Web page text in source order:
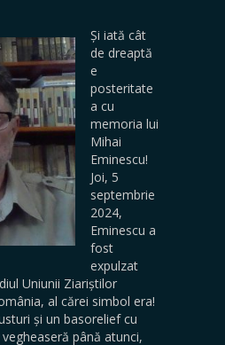
Și iată cât
de dreaptă
e
posteritate
a cu
memoria lui
Mihai
Eminescu!
Joi, 5
septembrie
2024,
Eminescu a
fost
expulzat
Uniunii Ziariștilor
al cărei simbol era!
și un basorelief cu
până atunci,